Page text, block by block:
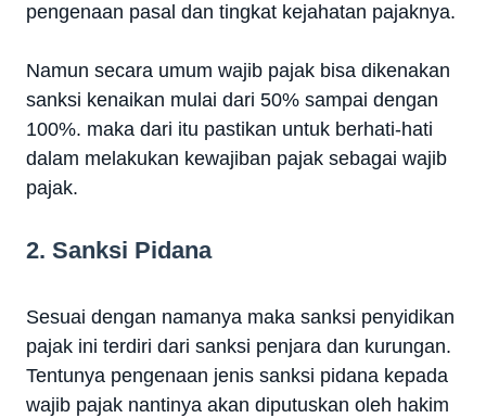
pengenaan pasal dan tingkat kejahatan pajaknya.
Namun secara umum wajib pajak bisa dikenakan
sanksi kenaikan mulai dari 50% sampai dengan
100%. maka dari itu pastikan untuk berhati-hati
dalam melakukan kewajiban pajak sebagai wajib
pajak.
2. Sanksi Pidana
Sesuai dengan namanya maka sanksi penyidikan
pajak ini terdiri dari sanksi penjara dan kurungan.
Tentunya pengenaan jenis sanksi pidana kepada
wajib pajak nantinya akan diputuskan oleh hakim